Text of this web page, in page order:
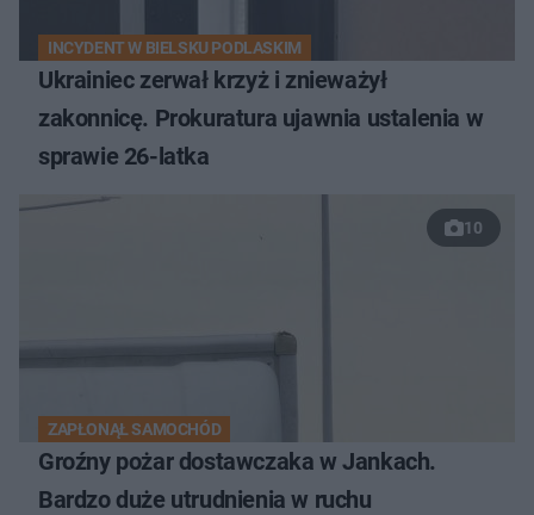
INCYDENT W BIELSKU PODLASKIM
Ukrainiec zerwał krzyż i znieważył
zakonnicę. Prokuratura ujawnia ustalenia w
sprawie 26-latka
10
ZAPŁONĄŁ SAMOCHÓD
Groźny pożar dostawczaka w Jankach.
Bardzo duże utrudnienia w ruchu